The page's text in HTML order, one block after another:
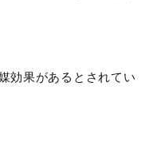
効果があるとされてい